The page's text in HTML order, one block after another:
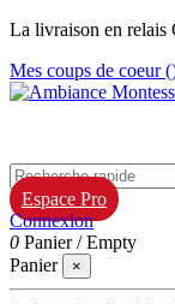
La livraison en relais
Mes coups de coeur (
Espace Pro
Connexion
0 Panier /Empty
Panier
×